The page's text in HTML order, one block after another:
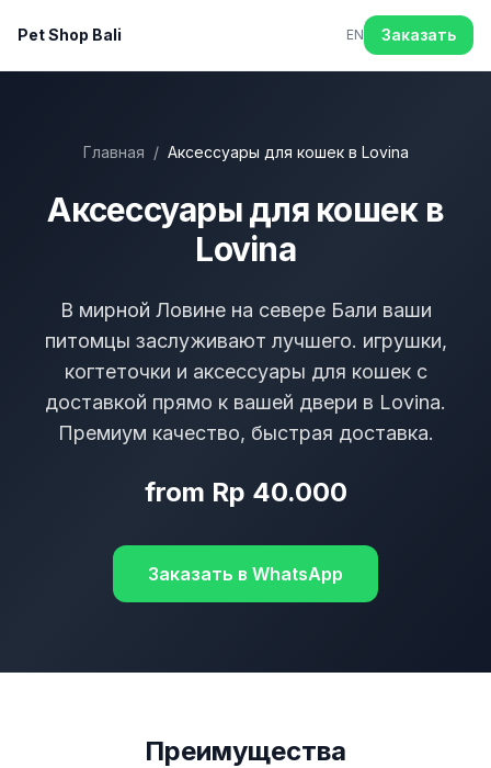
Pet Shop Bali EN Заказать
Главная / Аксессуары для кошек в Lovina
Аксессуары для кошек в
Lovina
В мирной Ловине на севере Бали ваши
питомцы заслуживают лучшего. игрушки,
когтеточки и аксессуары для кошек с
доставкой прямо к вашей двери в Lovina.
Премиум качество, быстрая доставка.
from Rp 40.000
Заказать в WhatsApp
Преимущества